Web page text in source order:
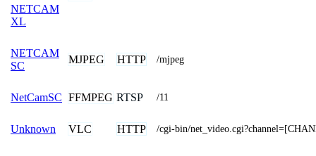
NETCAM
XL
NETCAM
SC
MJPEG HTTP /mjpeg
NetCamSC FFMPEG RTSP /11
Unknown VLC HTTP /cgi-bin/